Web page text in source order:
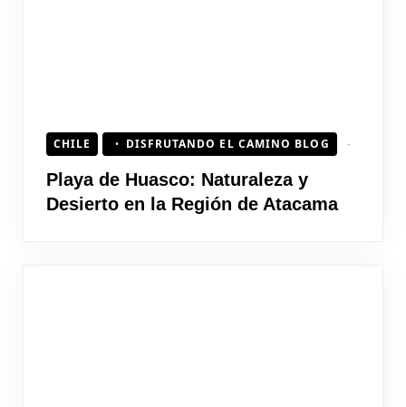
CHILE DISFRUTANDO EL CAMINO BLOG
Playa de Huasco: Naturaleza y
Desierto en la Región de Atacama